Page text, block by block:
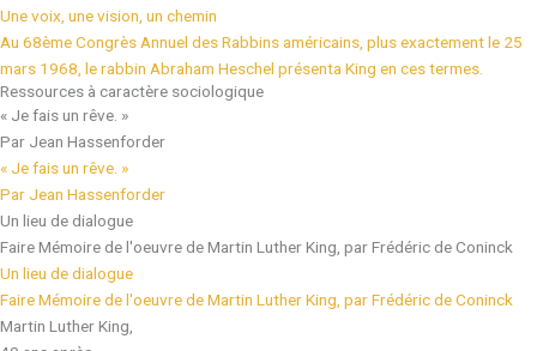
Une voix, une vision, un chemin
Au 68ème Congrès Annuel des Rabbins américains, plus exactement le 25
mars 1968, le rabbin Abraham Heschel présenta King en ces termes.
Ressources à caractère sociologique
« Je fais un rêve. »
Par Jean Hassenforder
« Je fais un rêve. »
Par Jean Hassenforder
Un lieu de dialogue
Faire Mémoire de l'oeuvre de Martin Luther King, par Frédéric de Coninck
Un lieu de dialogue
Faire Mémoire de l'oeuvre de Martin Luther King, par Frédéric de Coninck
Martin Luther King,